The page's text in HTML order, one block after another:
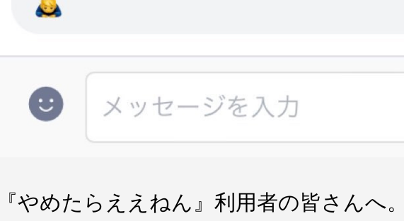
やめたらええねん』利用者の皆さんへ